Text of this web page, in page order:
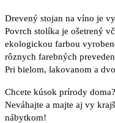
Drevený stojan na víno je
Povrch stolíka je ošetrený
ekologickou farbou
rôznych farebných
Pri bielom, lakovanom a
Chcete kúsok prírody doma?
Neváhajte a majte aj vy
nábytkom!